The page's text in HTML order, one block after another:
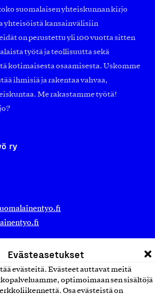
Evästeasetukset
evästeitä. Evästeet auttavat meitä
optimoimaan sen sisältöjä
Osa evästeistä on
suomalaisen yhteiskunnan kirjo
yhteisöistä kansainvälisiin
on perustettu yli 100 vuotta sitten
työtä ja teollisuutta sekä
kotimaisesta osaamisesta. Uskomme
ihmisiä ja rakentaa vahvaa,
Me rakastamme työtä!
ry